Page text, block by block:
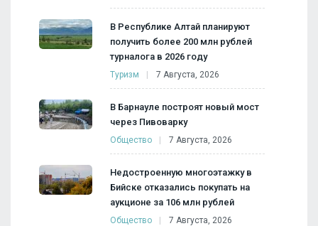
В Республике Алтай планируют
получить более 200 млн рублей
турналога в 2026 году
Туризм 7 Августа, 2026
В Барнауле построят новый мост
через Пивоварку
Общество 7 Августа, 2026
Недостроенную многоэтажку в
Бийске отказались покупать на
аукционе за 106 млн рублей
Общество 7 Августа, 2026